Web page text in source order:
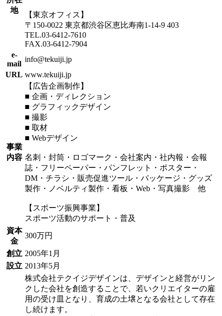
地
【東京オフィス】
〒150-0022 東京都渋谷区恵比寿南1-14-9 403
TEL.03-6412-7610
FAX.03-6412-7904
e-
mail
info@tekuiji.jp
URL www.tekuiji.jp
事業
内容
【広告企画制作】
■ 企画・ディレクション
■ グラフィックデザイン
■ 撮影
■ 取材
■ Webデザイン
名刺・封筒・ロゴマーク・会社案内・社内報・会報
誌・フリーペーパー・パンフレット・ポスター・
DM・チラシ・販売促進ツール・パッケージ・グッズ
製作・ノベルティ製作・看板・Web・写真撮影 他
【スポーツ振興事業】
スポーツ活動のサポート・普及
資本
金
300万円
創立 2005年1月
設立 2013年5月
株式会社テクイジデザインは、デザインと経営がリン
クした会社を創造することで、若いクリエイターの雇
用の受け皿となり、育成の土壌となる会社として存在
し続けます。